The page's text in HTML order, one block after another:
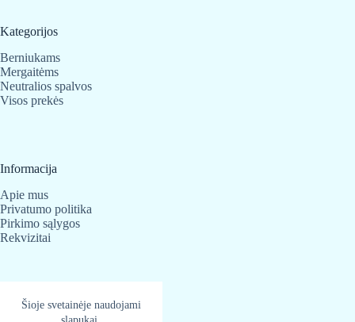
Šioje svetainėje naudojami
Kategorijos
Berniukams
Mergaitėms
Neutralios spalvos
Visos prekės
Informacija
Apie mus
Privatumo politika
Pirkimo sąlygos
Rekvizitai